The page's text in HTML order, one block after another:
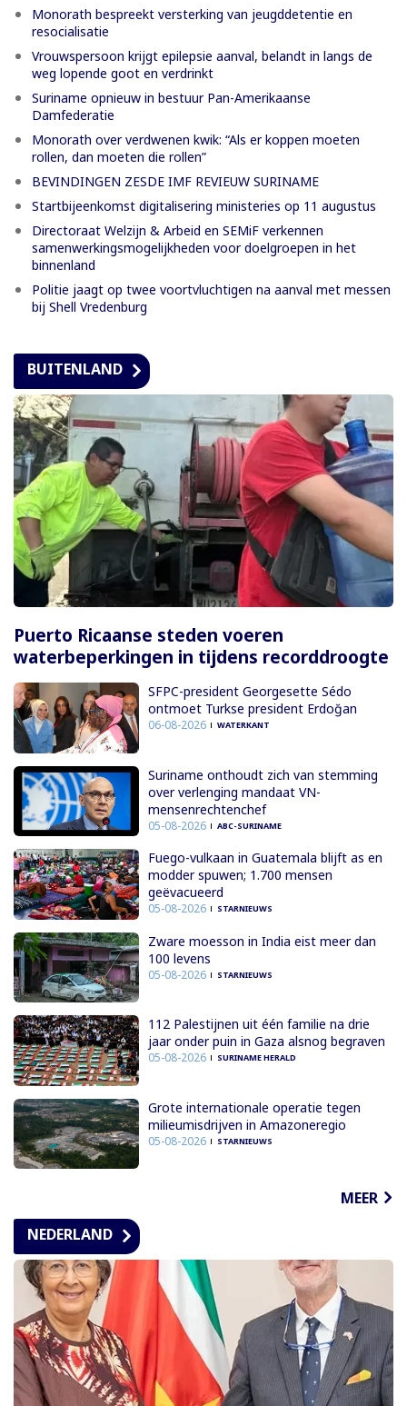
Monorath bespreekt versterking van jeugddetentie en
resocialisatie
Vrouwspersoon krijgt epilepsie aanval, belandt in langs de
weg lopende goot en verdrinkt
Suriname opnieuw in bestuur Pan-Amerikaanse
Damfederatie
Monorath over verdwenen kwik: “Als er koppen moeten
rollen, dan moeten die rollen”
BEVINDINGEN ZESDE IMF REVIEUW SURINAME
Startbijeenkomst digitalisering ministeries op 11 augustus
Directoraat Welzijn & Arbeid en SEMiF verkennen
samenwerkingsmogelijkheden voor doelgroepen in het
binnenland
Politie jaagt op twee voortvluchtigen na aanval met messen
bij Shell Vredenburg
BUITENLAND
Puerto Ricaanse steden voeren
waterbeperkingen in tijdens recorddroogte
SFPC-president Georgesette Sédo
ontmoet Turkse president Erdoğan
06-08-2026 WATERKANT
Suriname onthoudt zich van stemming
over verlenging mandaat VN-
mensenrechtenchef
05-08-2026 ABC-SURINAME
Fuego-vulkaan in Guatemala blijft as en
modder spuwen; 1.700 mensen
geëvacueerd
05-08-2026 STARNIEUWS
Zware moesson in India eist meer dan
100 levens
05-08-2026 STARNIEUWS
112 Palestijnen uit één familie na drie
jaar onder puin in Gaza alsnog begraven
05-08-2026 SURINAME HERALD
Grote internationale operatie tegen
milieumisdrijven in Amazoneregio
05-08-2026 STARNIEUWS
MEER
NEDERLAND